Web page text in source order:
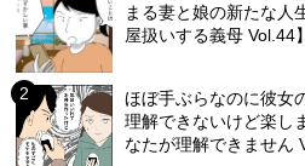
まる妻と娘の新たな人
屋扱いする義母 Vol.44】
ほぼ手ぶらなのに彼女
理解できないけど楽し
なたが理解できません